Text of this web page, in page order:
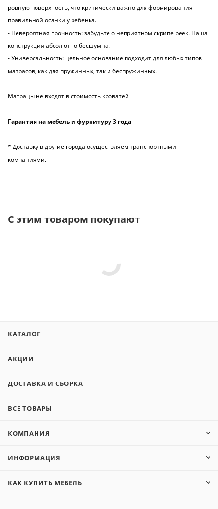
ровную поверхность, что критически важно для формирования
правильной осанки у ребенка.
- Невероятная прочность: забудьте о неприятном скрипе реек. Наша
конструкция абсолютно бесшумна.
- Универсальность: цельное основание подходит для любых типов
матрасов, как для пружинных, так и беспружинных.
Матрацы не входят в стоимость кроватей
Гарантия на мебель и фурнитуру 3 года
* Доставку в другие города осуществляем транспортными
компаниями.
С этим товаром покупают
КАТАЛОГ
АКЦИИ
ДОСТАВКА И СБОРКА
ВСЕ ТОВАРЫ
КОМПАНИЯ
ИНФОРМАЦИЯ
КАК КУПИТЬ МЕБЕЛЬ